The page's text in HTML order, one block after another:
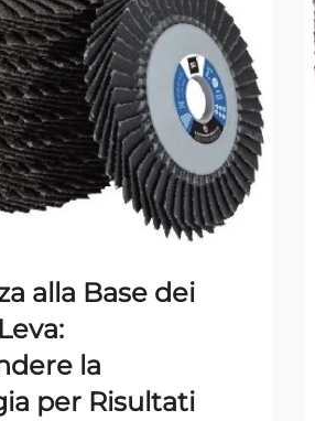
alla Base dei
la
per Risultati